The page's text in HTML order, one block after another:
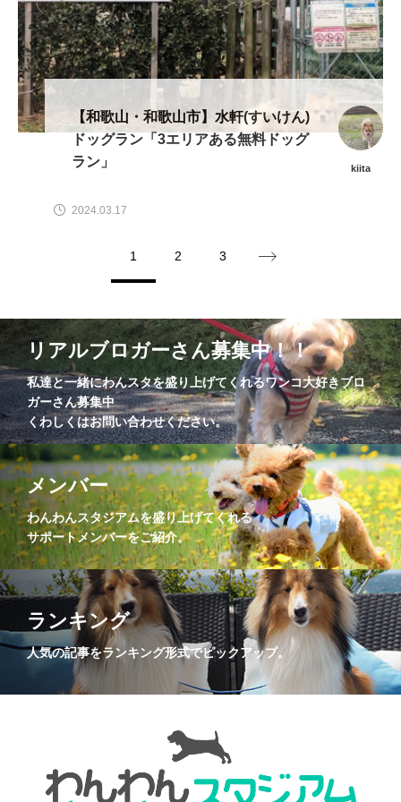
【和歌山・和歌山市】水軒(すいけん)
ドッグラン「3エリアある無料ドッグ
ラン」
kiita
2024.03.17
1 2 3
リアルブロガーさん募集中！！
私達と一緒にわんスタを盛り上げてくれるワンコ大好きブロ
ガーさん募集中
くわしくはお問い合わせください。
メンバー
わんわんスタジアムを盛り上げてくれる
サポートメンバーをご紹介。
ランキング
人気の記事をランキング形式でピックアップ。